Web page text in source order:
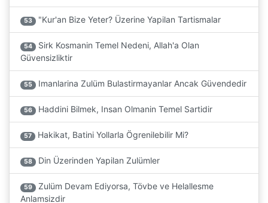
53 "Kur'an Bize Yeter? Üzerine Yapilan Tartismalar
54
Sirk Kosmanin Temel Nedeni, Allah'a Olan
Güvensizliktir
55 Imanlarina Zulüm Bulastirmayanlar Ancak Güvendedir
56 Haddini Bilmek, Insan Olmanin Temel Sartidir
57 Hakikat, Batini Yollarla Ögrenilebilir Mi?
58 Din Üzerinden Yapilan Zulümler
59
Zulüm Devam Ediyorsa, Tövbe ve Helallesme
Anlamsizdir